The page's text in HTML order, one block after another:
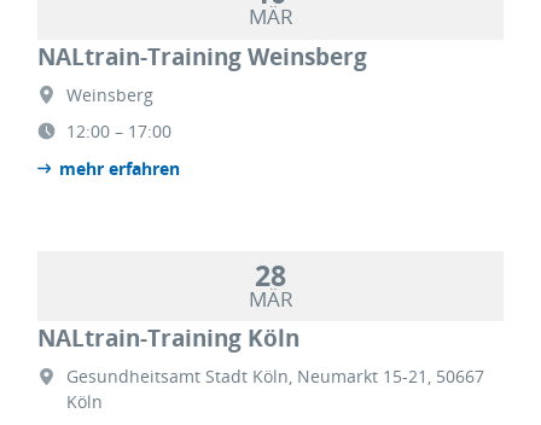
MÄR
NALtrain-Training Weinsberg
Weinsberg
12:00 – 17:00
mehr erfahren
28
MÄR
NALtrain-Training Köln
Gesundheitsamt Stadt Köln, Neumarkt 15-21, 50667
Köln